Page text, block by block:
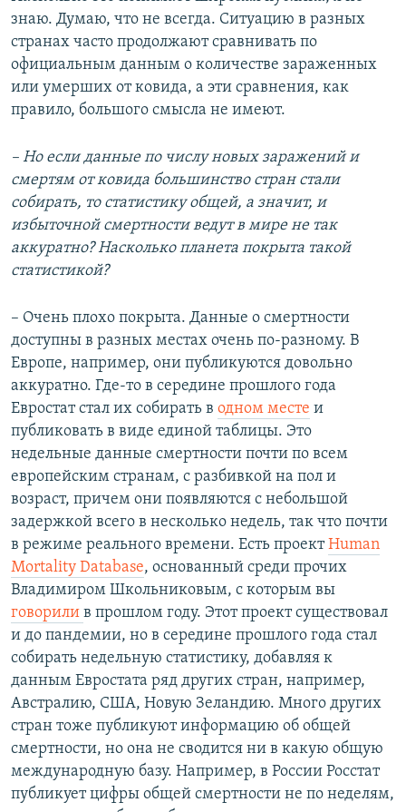
знаю. Думаю, что не всегда. Ситуацию в разных
странах часто продолжают сравнивать по
официальным данным о количестве зараженных
или умерших от ковида, а эти сравнения, как
правило, большого смысла не имеют.
– Но если данные по числу новых заражений и
смертям от ковида большинство стран стали
собирать, то статистику общей, а значит, и
избыточной смертности ведут в мире не так
аккуратно? Насколько планета покрыта такой
статистикой?
– Очень плохо покрыта. Данные о смертности
доступны в разных местах очень по-разному. В
Европе, например, они публикуются довольно
аккуратно. Где-то в середине прошлого года
Евростат стал их собирать в одном месте и
публиковать в виде единой таблицы. Это
недельные данные смертности почти по всем
европейским странам, с разбивкой на пол и
возраст, причем они появляются с небольшой
задержкой всего в несколько недель, так что почти
в режиме реального времени. Есть проектHuman
Mortality Database, основанный среди прочих
Владимиром Школьниковым, с которым вы
говорили в прошлом году. Этот проект существовал
и до пандемии, но в середине прошлого года стал
собирать недельную статистику, добавляя к
данным Евростата ряд других стран, например,
Австралию, США, Новую Зеландию. Много других
стран тоже публикуют информацию об общей
смертности, но она не сводится ни в какую общую
международную базу. Например, в России Росстат
публикует цифры общей смертности не по неделям,